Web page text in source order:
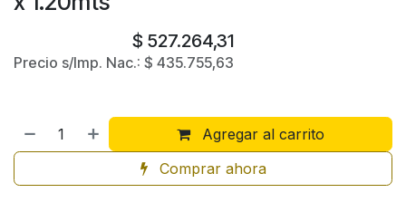
$ 527.264,31
Precio s/Imp. Nac.: $ 435.755,63
Agregar al carrito
Comprar ahora